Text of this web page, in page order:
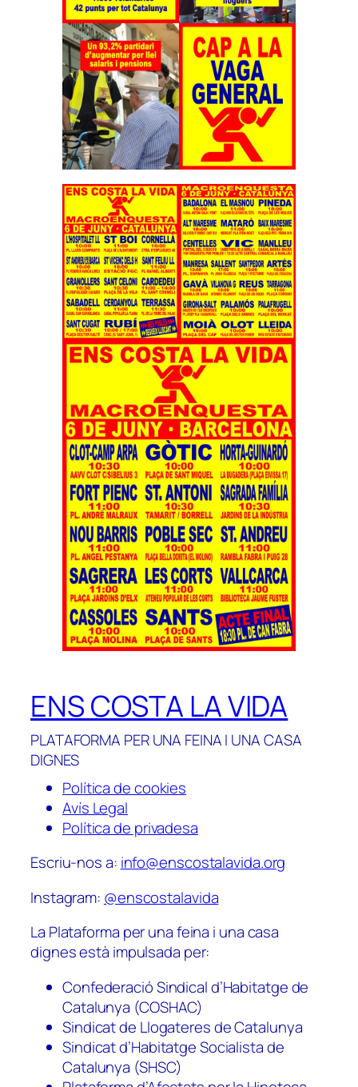
ENS COSTA LA VIDA
PLATAFORMA PER UNA FEINA I UNA CASA
DIGNES
Política de cookies
Avís Legal
Política de privadesa
Escriu-nos a: info@enscostalavida.org
Instagram: @enscostalavida
La Plataforma per una feina i una casa
dignes està impulsada per:
Confederació Sindical d’Habitatge de
Catalunya (COSHAC)
Sindicat de Llogateres de Catalunya
Sindicat d’Habitatge Socialista de
Catalunya (SHSC)